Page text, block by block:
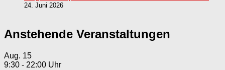
24. Juni 2026
Anstehende Veranstaltungen
Aug. 15
9:30 - 22:00